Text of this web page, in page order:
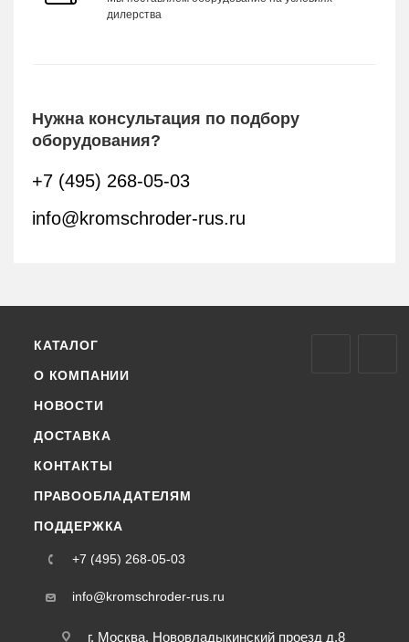
дилерства
Нужна консультация по подбору
оборудования?
+7 (495) 268-05-03
info@kromschroder-rus.ru
КАТАЛОГ
О КОМПАНИИ
НОВОСТИ
ДОСТАВКА
КОНТАКТЫ
ПРАВООБЛАДАТЕЛЯМ
ПОДДЕРЖКА
+7 (495) 268-05-03
info@kromschroder-rus.ru
г. Москва, Нововладыкинский проезд д.8